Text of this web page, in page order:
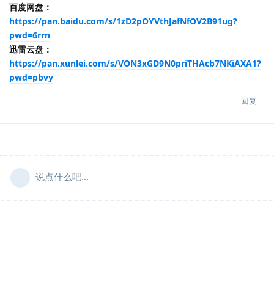
百度网盘：
https://pan.baidu.com/s/1zD2pOYVthJafNfOV2B91ug?
pwd=6rrn
迅雷云盘：
https://pan.xunlei.com/s/VON3xGD9N0priTHAcb7NKiAXA1?
pwd=pbvy
回复
说点什么吧...